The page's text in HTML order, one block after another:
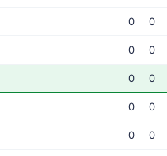
0 0
0 0
0 0
0 0
0 0